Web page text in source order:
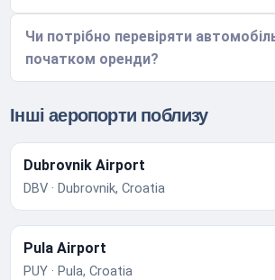
Чи потрібно перевіряти
початком оренди?
Інші аеропорти поблизу
Dubrovnik Airport
DBV · Dubrovnik, Croatia
Pula Airport
PUY · Pula, Croatia